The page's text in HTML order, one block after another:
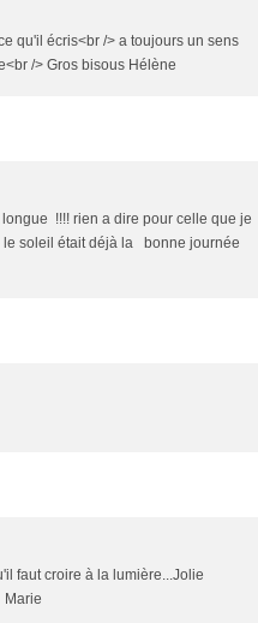
qu'il écris<br /> a toujours un sens
/> Gros bisous Hélène
!!!! rien a dire pour celle que je
soleil était déjà la bonne journée
faut croire à la lumière...Jolie